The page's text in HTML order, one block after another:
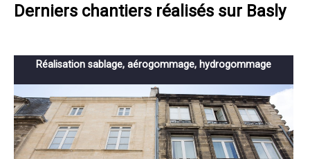
Derniers chantiers réalisés sur Basly
Réalisation sablage, aérogommage, hydrogommage